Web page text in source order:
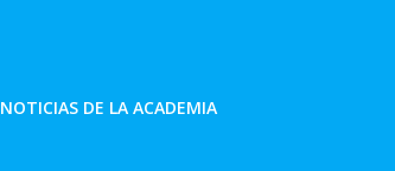
NOTICIAS DE LA ACADEMIA